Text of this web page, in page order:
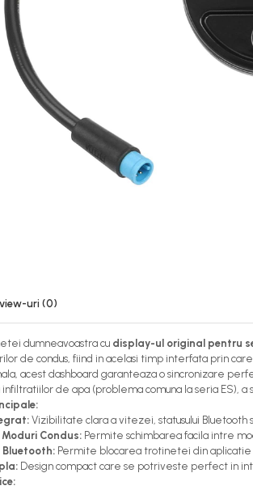
frane
lumini
cauciucuri-
cauciucuri-
uri (0)
dumneavoastra cu display-ul original pentru
de condus, fiind in acelasi timp interfata prin
acest dashboard garanteaza o sincronizare
de apa (problema comuna la seria ES),
Vizibilitate clara a vitezei, statusului Bluetooth
Condus: Permite schimbarea facila intre
Permite blocarea trotinetei din aplicatie
Design compact care se potriveste perfect in